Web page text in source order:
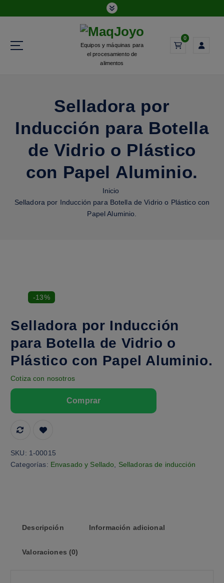
Equipos y máquinas para
el procesamiento de
alimentos
0
Selladora por
Inducción para Botella
de Vidrio o Plástico
con Papel Aluminio.
Inicio
Selladora por Inducción para Botella de Vidrio o Plástico con
Papel Aluminio.
-13%
Selladora por Inducción
para Botella de Vidrio o
Plástico con Papel Aluminio.
Cotiza con nosotros
SKU: 1-00015
Categorías: Envasado y Sellado Selladoras de inducción
Descripción Información adicional
Valoraciones (0)